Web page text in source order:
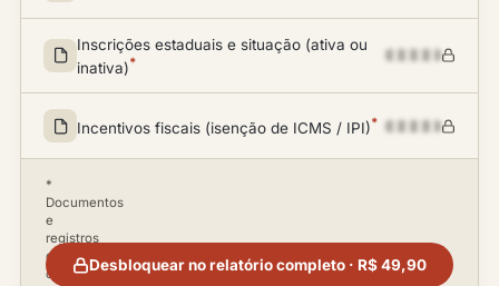
Inscrições estaduais e situação (ativa ou
inativa)*
Incentivos fiscais (isenção de ICMS / IPI)*
*
Documentos
e
registros
disponíveis
conformeDesbloquear no relatório completo · R$ 49,90